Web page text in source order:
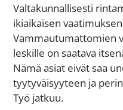
Valtakunnallisesti
ikiaikaisen
Vammautumattomien
leskille on saatava
Nämä asiat eivät saa
tyytyväisyyteen ja
Työ jatkuu.